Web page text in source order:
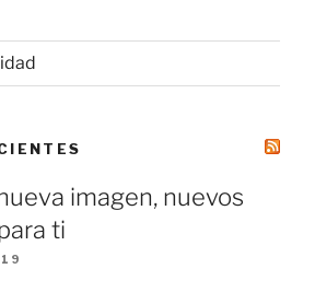
imagen, nuevos
ti